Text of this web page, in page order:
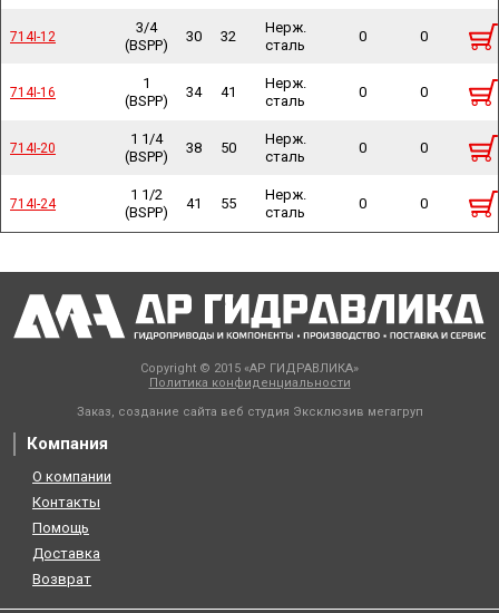
714I-12
3/4
(BSPP)
30 32
Нерж.
сталь
0 0
714I-16
1
(BSPP)
34 41
Нерж.
сталь
0 0
714I-20
1 1/4
(BSPP)
38 50
Нерж.
сталь
0 0
714I-24
1 1/2
(BSPP)
41 55
Нерж.
сталь
0 0
714I-12
714I-16
714I-20
714I-24
Copyright © 2015 «АР ГИДРАВЛИКА»
Политика конфиденциальности
Заказ, создание сайта веб студия Эксклюзив мегагруп
Компания
О компании
Контакты
Помощь
Доставка
Возврат